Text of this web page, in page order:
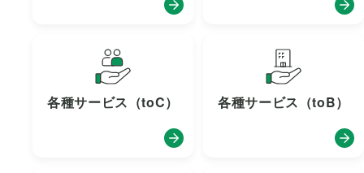
各種サービス（toC） 各種サービス（toB）